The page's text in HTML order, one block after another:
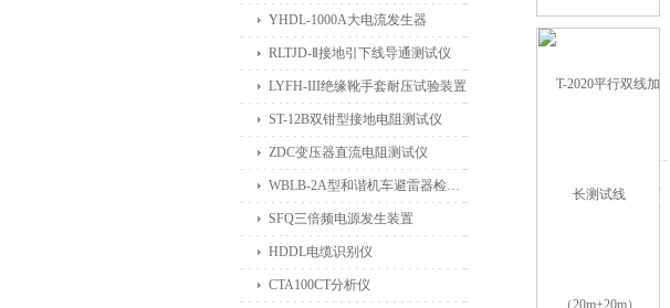
YHDL-1000A大电流发生器
RLTJD-Ⅱ接地引下线导通测试仪
LYFH-III绝缘靴手套耐压试验装置
ST-12B双钳型接地电阻测试仪
ZDC变压器直流电阻测试仪
WBLB-2A型和谐机车避雷器检测仪
SFQ三倍频电源发生装置
HDDL电缆识别仪
CTA100CT分析仪